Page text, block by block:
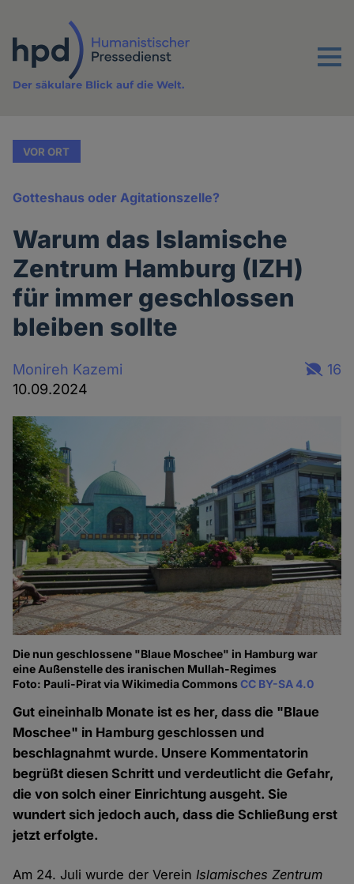
Inhalt
Menu
Der säkulare Blick auf die Welt.
VOR ORT
Gotteshaus oder Agitationszelle?
Warum das Islamische
Zentrum Hamburg (IZH)
für immer geschlossen
bleiben sollte
Monireh Kazemi
10.09.2024
16
Die nun geschlossene "Blaue Moschee" in Hamburg war
eine Außenstelle des iranischen Mullah-Regimes
Foto: Pauli-Pirat via Wikimedia CommonsCC BY-SA 4.0
Gut eineinhalb Monate ist es her, dass die "Blaue
Moschee" in Hamburg geschlossen und
beschlagnahmt wurde. Unsere Kommentatorin
begrüßt diesen Schritt und verdeutlicht die Gefahr,
die von solch einer Einrichtung ausgeht. Sie
wundert sich jedoch auch, dass die Schließung erst
jetzt erfolgte.
Am 24. Juli wurde der VereinIslamisches Zentrum